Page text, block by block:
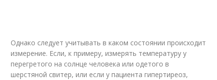
Однако следует учитывать в каком состоянии происходит
измерение. Если, к примеру, измерять температуру у
перегретого на солнце человека или одетого в
шерстяной свитер, или если у пациента гипертиреоз,